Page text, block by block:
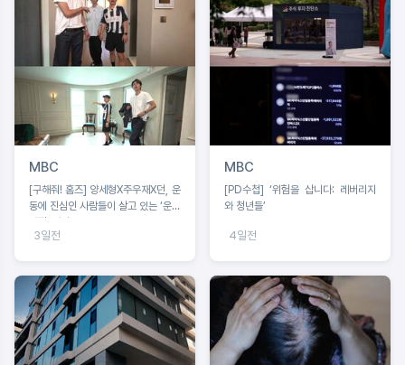
MBC
[구해줘! 홈즈] 양세형X주우재X던, 운
동에 진심인 사람들이 살고 있는 ‘운동
3일전
MBC
[PD수첩] ‘위험을 삽니다: 레버리지
와 청년들’
4일전